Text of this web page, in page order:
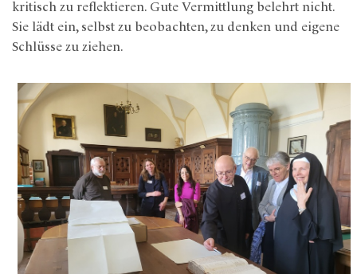
kritisch zu reflektieren. Gute Vermittlung belehrt nicht.
Sie lädt ein, selbst zu beobachten, zu denken und eigene
Schlüsse zu ziehen.